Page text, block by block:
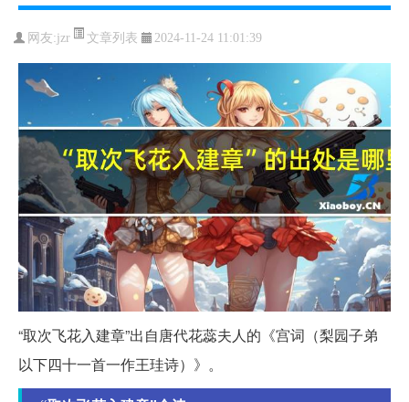
网友:jzr 文章列表 2024-11-24 11:01:39
“取次飞花入建章”出自唐代花蕊夫人的《宫词（梨园子弟
以下四十一首一作王珪诗）》。